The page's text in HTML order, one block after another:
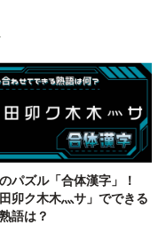
パズル「合体漢字」！
田卯ク木木灬サ」でできる
語は？